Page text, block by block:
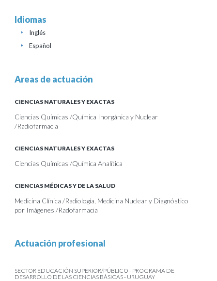
Idiomas
Inglés
+
Español
+
Areas de actuación
CIENCIAS NATURALES Y EXACTAS
Ciencias Químicas /Química Inorgánica y Nuclear
/Radiofarmacia
CIENCIAS NATURALES Y EXACTAS
Ciencias Químicas /Química Analítica
CIENCIAS MÉDICAS Y DE LA SALUD
Medicina Clínica /Radiología, Medicina Nuclear y Diagnóstico
por Imágenes /Radofarmacia
Actuación profesional
SECTOR EDUCACIÓN SUPERIOR/PÚBLICO - PROGRAMA DE
DESARROLLO DE LAS CIENCIAS BÁSICAS - URUGUAY